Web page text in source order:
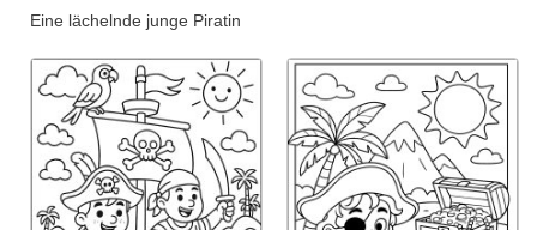
Eine lächelnde junge Piratin